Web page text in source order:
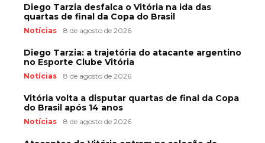
Diego Tarzia desfalca o Vitória na ida das
quartas de final da Copa do Brasil
Notícias 8 de agosto de 2026
Diego Tarzia: a trajetória do atacante argentino
no Esporte Clube Vitória
Notícias 8 de agosto de 2026
Vitória volta a disputar quartas de final da Copa
do Brasil após 14 anos
Notícias 8 de agosto de 2026